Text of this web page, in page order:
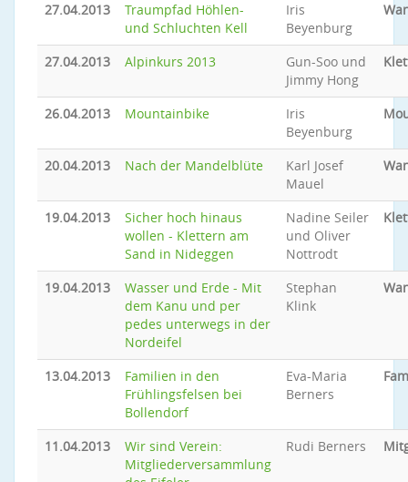
27.04.2013
Traumpfad Höhlen-
und Schluchten Kell
Iris
Beyenburg
27.04.2013 Alpinkurs 2013
Gun-Soo und
Jimmy Hong
26.04.2013 Mountainbike
Iris
Beyenburg
20.04.2013 Nach der Mandelblüte
Karl Josef
Mauel
19.04.2013
Sicher hoch hinaus
wollen - Klettern am
Sand in Nideggen
Nadine Seiler
und Oliver
Nottrodt
19.04.2013
Wasser und Erde - Mit
dem Kanu und per
pedes unterwegs in der
Nordeifel
Stephan
Klink
13.04.2013
Familien in den
Frühlingsfelsen bei
Bollendorf
Eva-Maria
Berners
11.04.2013
Wir sind Verein:
Mitgliederversammlung
Rudi Berners